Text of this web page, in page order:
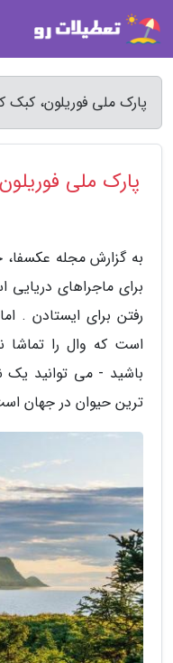
پارک ملی فوریلون، کبک
پارک ملی
به گزارش مجله
برای ماجراهای
رفتن برای ایستادن .
است که وال را
باشید - می توانید یک
ترین حیوان در جهان